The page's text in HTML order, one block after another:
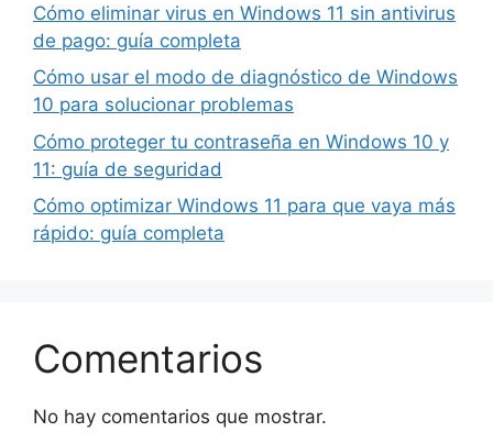
Cómo eliminar virus en Windows 11 sin antivirus
de pago: guía completa
Cómo usar el modo de diagnóstico de Windows
10 para solucionar problemas
Cómo proteger tu contraseña en Windows 10 y
11: guía de seguridad
Cómo optimizar Windows 11 para que vaya más
rápido: guía completa
Comentarios
No hay comentarios que mostrar.